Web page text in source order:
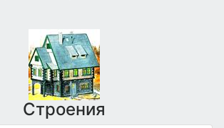
Строения